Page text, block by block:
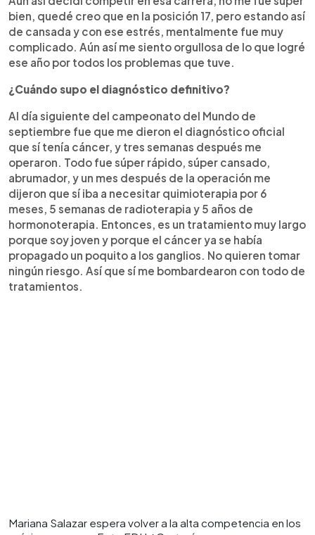
bien, quedé creo que en la posición 17, pero estando así
de cansada y con ese estrés, mentalmente fue muy
complicado. Aún así me siento orgullosa de lo que logré
ese año por todos los problemas que tuve.
¿Cuándo supo el diagnóstico definitivo?
Al día siguiente del campeonato del Mundo de
septiembre fue que me dieron el diagnóstico oficial
que sí tenía cáncer, y tres semanas después me
operaron. Todo fue súper rápido, súper cansado,
abrumador, y un mes después de la operación me
dijeron que sí iba a necesitar quimioterapia por 6
meses, 5 semanas de radioterapia y 5 años de
hormonoterapia. Entonces, es un tratamiento muy largo
porque soy joven y porque el cáncer ya se había
propagado un poquito a los ganglios. No quieren tomar
ningún riesgo. Así que sí me bombardearon con todo de
tratamientos.
Mariana Salazar espera volver a la alta competencia en los